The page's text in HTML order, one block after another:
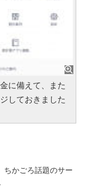
に備えて、また
しておきました
かごろ話題のサー